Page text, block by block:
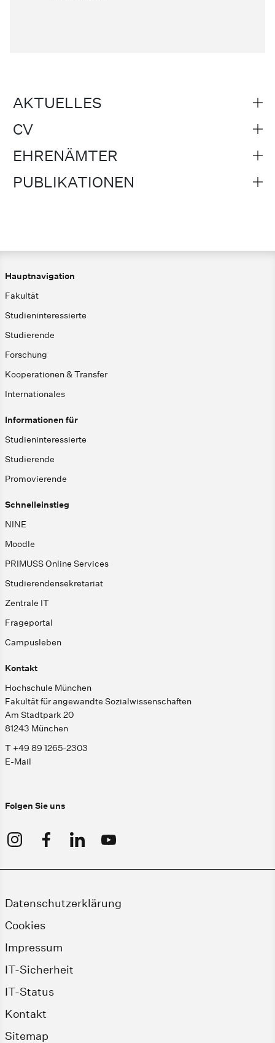
AKTUELLES
CV
EHRENÄMTER
PUBLIKATIONEN
Hauptnavigation
Fakultät
Studieninteressierte
Studierende
Forschung
Kooperationen & Transfer
Internationales
Informationen für
Studieninteressierte
Studierende
Promovierende
Schnelleinstieg
NINE
Moodle
PRIMUSS Online Services
Studierendensekretariat
Zentrale IT
Frageportal
Campusleben
Kontakt
Hochschule München
Fakultät für angewandte Sozialwissenschaften
Am Stadtpark 20
81243 München
T +49 89 1265-2303
E-Mail
Folgen Sie uns
Datenschutzerklärung
Cookies
Impressum
IT-Sicherheit
IT-Status
Kontakt
Sitemap